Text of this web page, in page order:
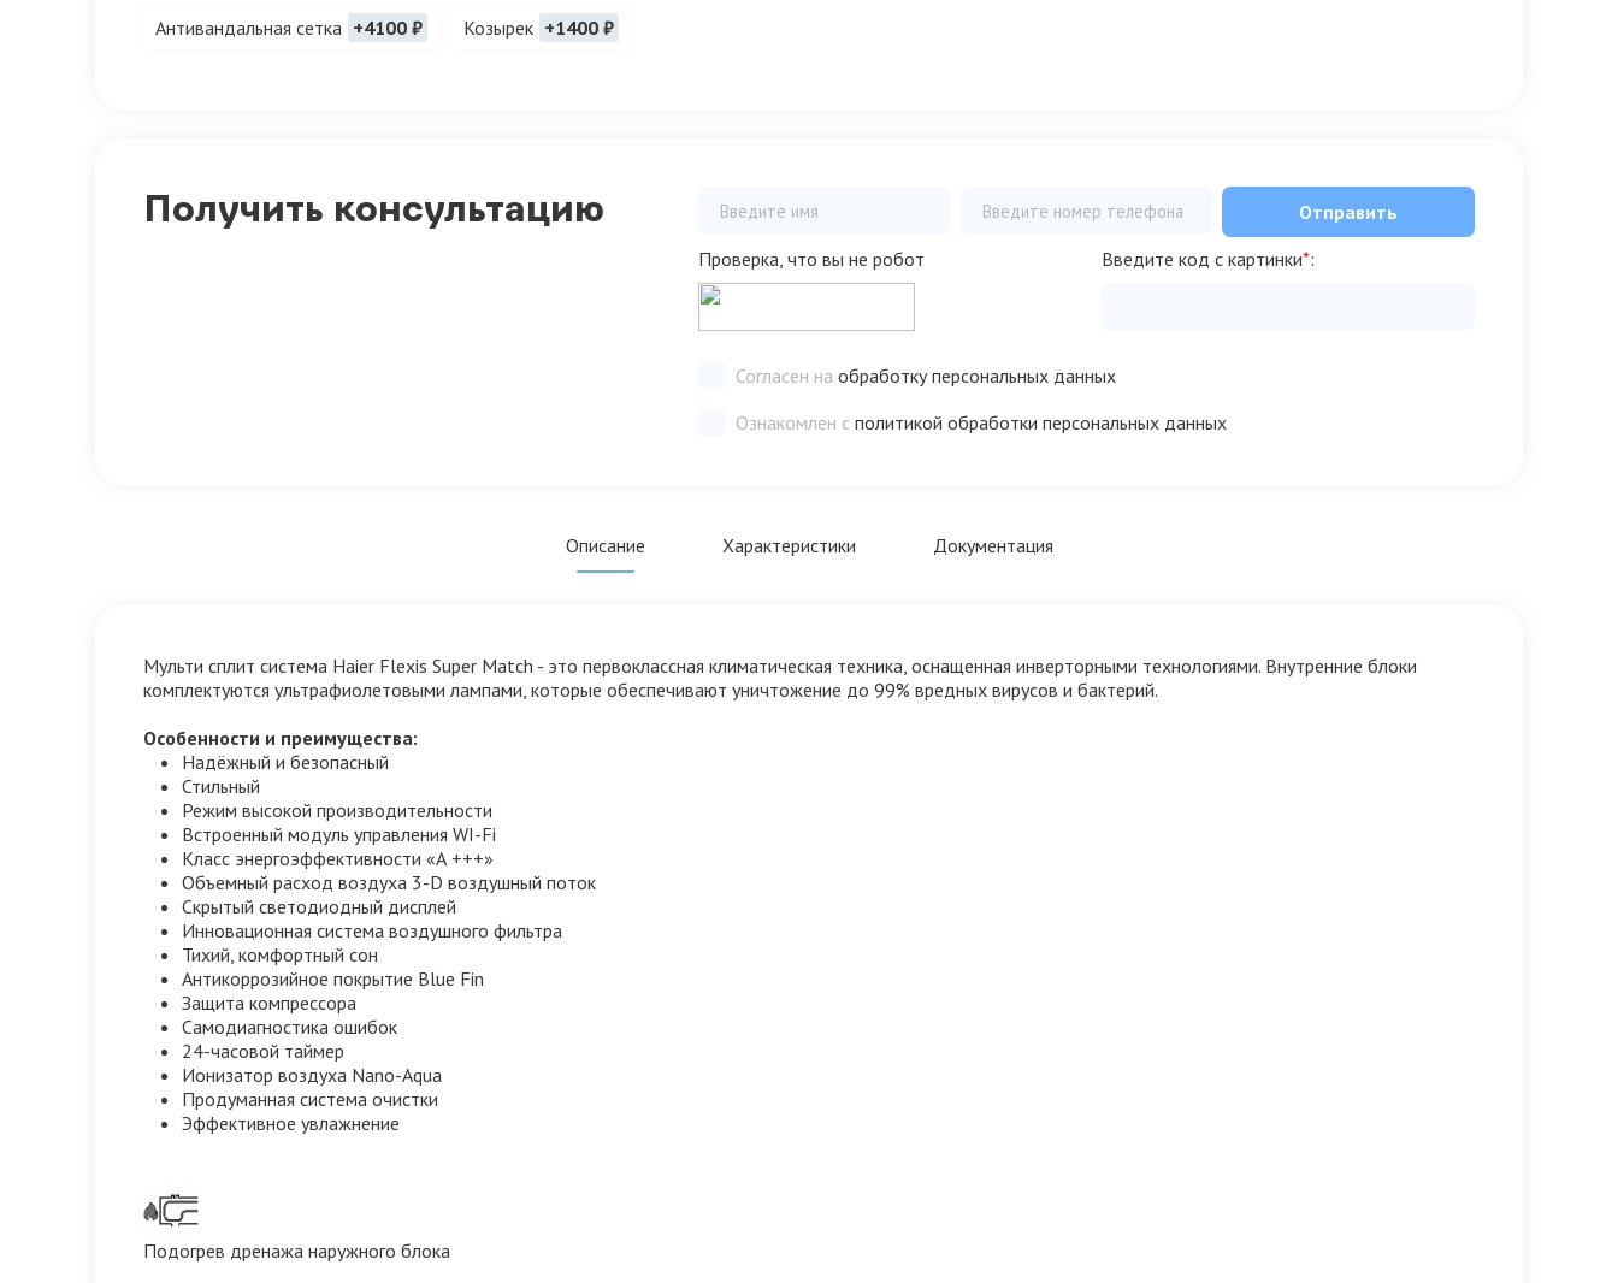
Антивандальная сетка +4100 ₽ Козырек +1400 ₽
Получить консультацию
Отправить
Проверка, что вы не робот
Введите код с картинки*:
Согласен наобработку персональных данных
Ознакомлен сполитикой обработки персональных данных
Описание Характеристики Документация
Мульти сплит система Haier Flexis Super Match - это первоклассная климатическая техника, оснащенная инверторными технологиями. Внутренние блоки
комплектуются ультрафиолетовыми лампами, которые обеспечивают уничтожение до 99% вредных вирусов и бактерий.
Особенности и преимущества:
Надёжный и безопасный
Стильный
Режим высокой производительности
Встроенный модуль управления WI-Fi
Класс энергоэффективности «А +++»
Объемный расход воздуха 3-D воздушный поток
Скрытый светодиодный дисплей
Инновационная система воздушного фильтра
Тихий, комфортный сон
Антикоррозийное покрытие Blue Fin
Защита компрессора
Самодиагностика ошибок
24-часовой таймер
Ионизатор воздуха Nano-Aqua
Продуманная система очистки
Эффективное увлажнение
Подогрев дренажа наружного блока